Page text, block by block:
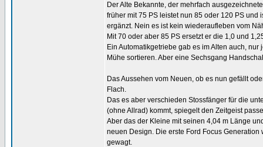
Der Alte Bekannte, der mehrfach
früher mit 75 PS leistet nun 85 oder 120 PS
ergänzt. Nein es ist kein wiederaufleben vom
Mit 70 oder aber 85 PS ersetzt er die 1,0 und
Ein Automatikgetriebe gab es im Alten auch,
Mühe sortieren. Aber eine Sechsgang
Das Aussehen vom Neuen, ob es nun gefällt
Flach.
Das es aber verschieden Stossfänger für die
(ohne Allrad) kommt, spiegelt den Zeitgeist
Aber das der Kleine mit seinen 4,04 m Länge
neuen Design. Die erste Ford Focus
gewagt.